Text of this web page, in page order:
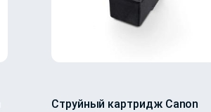
Струйный картридж Canon